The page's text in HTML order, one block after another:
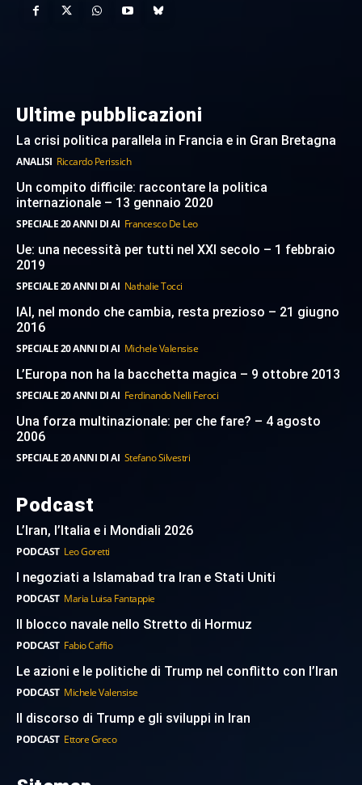
Ultime pubblicazioni
La crisi politica parallela in Francia e in Gran Bretagna
ANALISI Riccardo Perissich
Un compito difficile: raccontare la politica
internazionale – 13 gennaio 2020
SPECIALE 20 ANNI DI AI Francesco De Leo
Ue: una necessità per tutti nel XXI secolo – 1 febbraio
2019
SPECIALE 20 ANNI DI AI Nathalie Tocci
IAI, nel mondo che cambia, resta prezioso – 21 giugno
2016
SPECIALE 20 ANNI DI AI Michele Valensise
L’Europa non ha la bacchetta magica – 9 ottobre 2013
SPECIALE 20 ANNI DI AI Ferdinando Nelli Feroci
Una forza multinazionale: per che fare? – 4 agosto
2006
SPECIALE 20 ANNI DI AI Stefano Silvestri
Podcast
L’Iran, l’Italia e i Mondiali 2026
PODCAST Leo Goretti
I negoziati a Islamabad tra Iran e Stati Uniti
PODCAST Maria Luisa Fantappie
Il blocco navale nello Stretto di Hormuz
PODCAST Fabio Caffio
Le azioni e le politiche di Trump nel conflitto con l’Iran
PODCAST Michele Valensise
Il discorso di Trump e gli sviluppi in Iran
PODCAST Ettore Greco